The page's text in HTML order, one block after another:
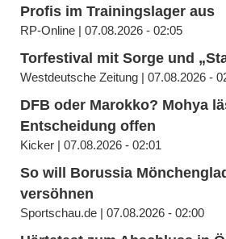
Profis im Trainingslager aus
RP-Online | 07.08.2026 - 02:05
Torfestival mit Sorge und
Westdeutsche Zeitung | 07.08.2026 -
DFB oder Marokko? Mohya
Entscheidung offen
Kicker | 07.08.2026 - 02:01
So will Borussia
versöhnen
Sportschau.de | 07.08.2026 - 02:00